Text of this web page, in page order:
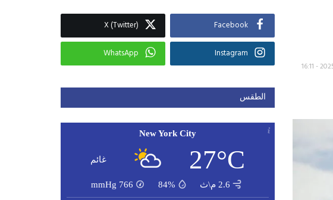
Facebook
X (Twitter)
Instagram
WhatsApp
الطقس
New York City
27°C غائم
2.6 م\ث 84%
766
mmHg